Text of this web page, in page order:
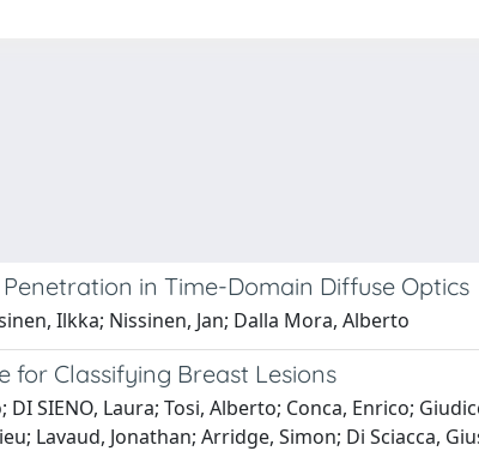
in Time-Domain Diffuse Optics
Ilkka; Nissinen, Jan; Dalla Mora, Alberto
for Classifying Breast Lesions
SIENO, Laura; Tosi, Alberto; Conca, Enrico;
Lavaud, Jonathan; Arridge, Simon; Di Sciacca,